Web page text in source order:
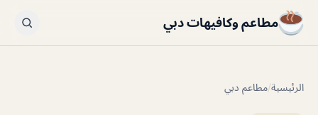
مطاعم وكافيهات دبي
الرئيسية/مطاعم دبي